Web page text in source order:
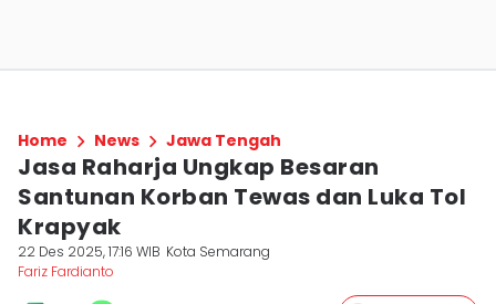
Home News Jawa Tengah
Jasa Raharja Ungkap Besaran
Santunan Korban Tewas dan Luka Tol
Krapyak
22 Des 2025, 17:16 WIB Kota Semarang
Fariz Fardianto